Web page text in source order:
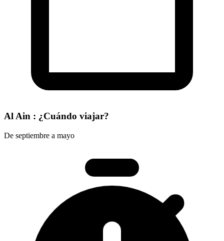
Al Ain : ¿Cuándo viajar?
De septiembre a mayo